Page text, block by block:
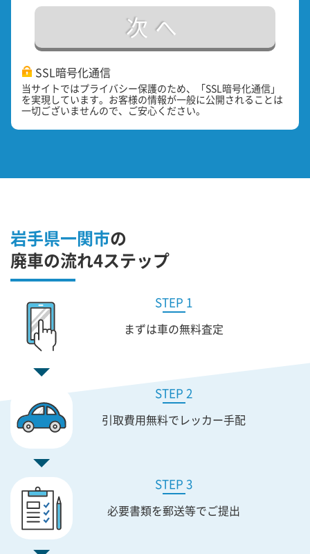
次へ
SSL暗号化通信
当サイトではプライバシー保護のため、「SSL暗号化通信」
を実現しています。お客様の情報が一般に公開されることは
一切ございませんので、ご安心ください。
岩手県一関市の
廃車の流れ4ステップ
STEP 1
まずは車の無料査定
STEP 2
引取費用無料でレッカー手配
STEP 3
必要書類を郵送等でご提出